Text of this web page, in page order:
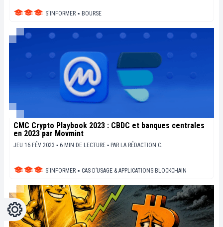
S'INFORMER ▪ BOURSE
CMC Crypto Playbook 2023 : CBDC et banques centrales
en 2023 par Movmint
JEU 16 FÉV 2023 ▪ 6 MIN DE LECTURE ▪ PAR LA RÉDACTION C.
S'INFORMER ▪ CAS D’USAGE & APPLICATIONS BLOCKCHAIN
LightDark
Réglages